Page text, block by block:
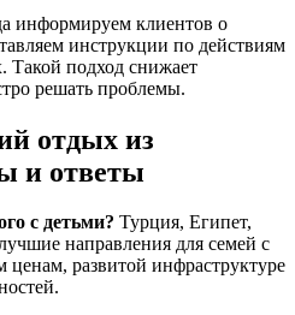
информируем клиентов о
инструкции по действиям
Такой подход снижает
решать проблемы.
отдых из
и ответы
с детьми? Турция, Египет,
направления для семей с
ценам, развитой инфраструктуре